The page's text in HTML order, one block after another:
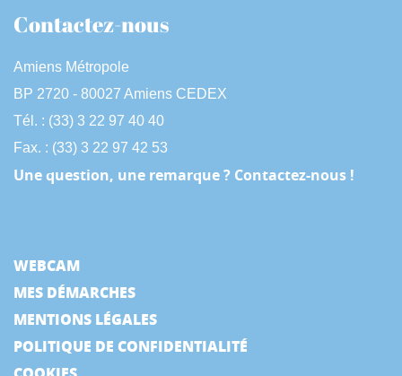
Contactez-nous
Amiens Métropole
BP 2720 - 80027 Amiens CEDEX
Tél. : (33) 3 22 97 40 40
Fax. : (33) 3 22 97 42 53
Une question, une remarque ? Contactez-nous !
WEBCAM
MES DÉMARCHES
MENTIONS LÉGALES
POLITIQUE DE CONFIDENTIALITÉ